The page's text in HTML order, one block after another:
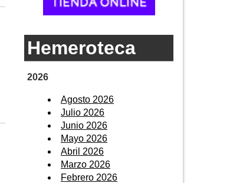
Hemeroteca
2026
Agosto 2026
Julio 2026
Junio 2026
Mayo 2026
Abril 2026
Marzo 2026
Febrero 2026